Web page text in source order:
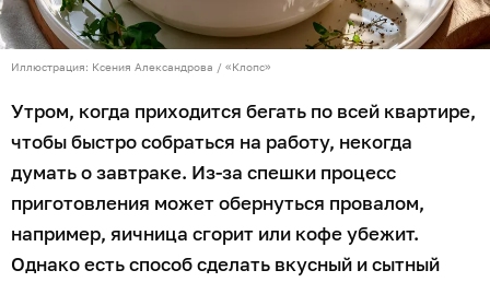
Иллюстрация: Ксения Александрова / «Клопс»
Утром, когда приходится бегать по всей квартире,
чтобы быстро собраться на работу, некогда
думать о завтраке. Из-за спешки процесс
приготовления может обернуться провалом,
например, яичница сгорит или кофе убежит.
Однако есть способ сделать вкусный и сытный